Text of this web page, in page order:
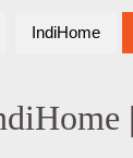
IndiHome